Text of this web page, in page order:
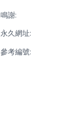
鳴謝:
永久網址:
參考編號: